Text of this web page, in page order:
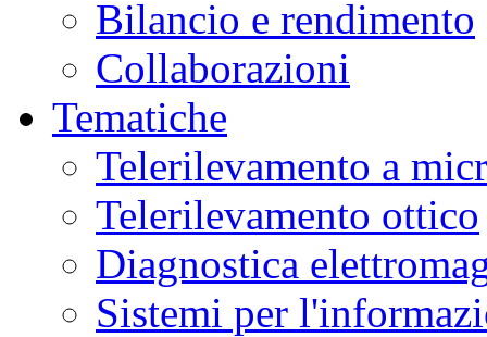
Bilancio e rendimento
Collaborazioni
Tematiche
Telerilevamento a
Telerilevamento ottico
Diagnostica
Sistemi per